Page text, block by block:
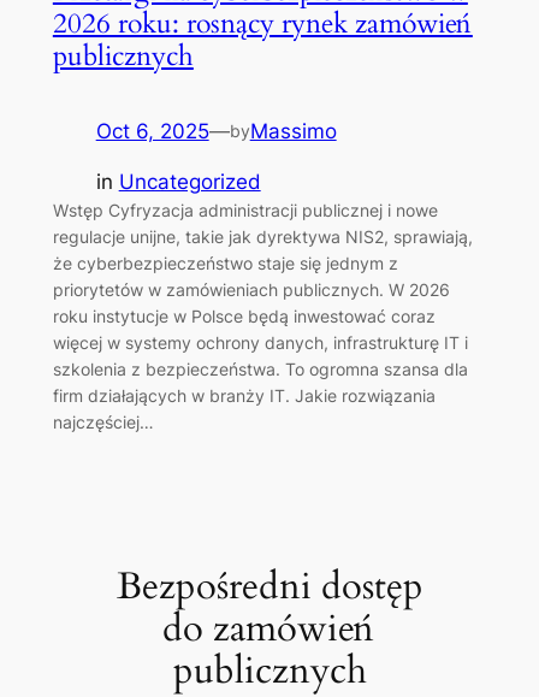
2026 roku: rosnący rynek zamówień
publicznych
Oct 6, 2025—byMassimo
in Uncategorized
Wstęp Cyfryzacja administracji publicznej i nowe
regulacje unijne, takie jak dyrektywa NIS2, sprawiają,
że cyberbezpieczeństwo staje się jednym z
priorytetów w zamówieniach publicznych. W 2026
roku instytucje w Polsce będą inwestować coraz
więcej w systemy ochrony danych, infrastrukturę IT i
szkolenia z bezpieczeństwa. To ogromna szansa dla
firm działających w branży IT. Jakie rozwiązania
najczęściej…
Bezpośredni dostęp
do zamówień
publicznych